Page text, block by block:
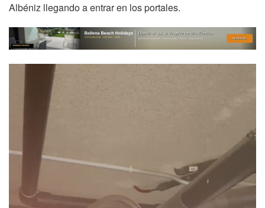
Albéniz llegando a entrar en los portales.